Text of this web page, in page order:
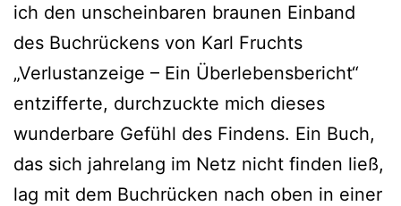
ich den unscheinbaren braunen Einband
des Buchrückens von Karl Fruchts
„Verlustanzeige – Ein Überlebensbericht“
entzifferte, durchzuckte mich dieses
wunderbare Gefühl des Findens. Ein Buch,
das sich jahrelang im Netz nicht finden ließ,
lag mit dem Buchrücken nach oben in einer